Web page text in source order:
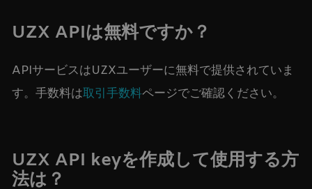
UZX APIは無料ですか？
APIサービスはUZXユーザーに無料で提供されていま
す。手数料は取引手数料ページでご確認ください。
UZX API keyを作成して使用する方
法は？